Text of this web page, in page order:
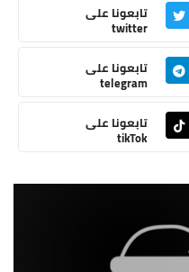
تابعونا على
twitter
تابعونا على
telegram
تابعونا على
tikTok